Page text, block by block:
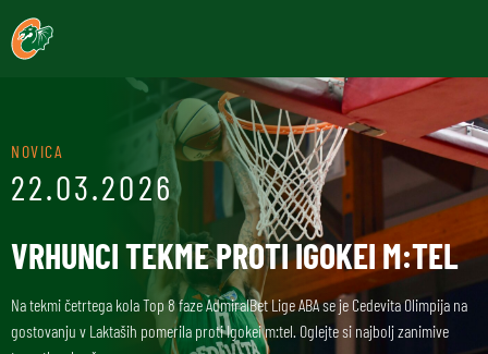
NOVICA
22.03.2026
VRHUNCI TEKME PROTI IGOKEI M:TEL
Na tekmi četrtega kola Top 8 faze AdmiralBet Lige ABA se je Cedevita Olimpija na
gostovanju v Laktaših pomerila proti Igokei m:tel. Oglejte si najbolj zanimive